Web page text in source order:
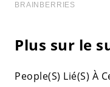
Plus sur le
People(S) Lié(S) À